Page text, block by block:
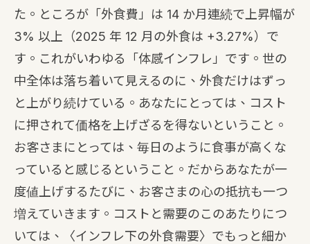
た。ところが「外食費」は 14 か月連続で上昇幅が
3% 以上（2025 年 12 月の外食は +3.27%）で
す。これがいわゆる「体感インフレ」です。世の
中全体は落ち着いて見えるのに、外食だけはずっ
と上がり続けている。あなたにとっては、コスト
に押されて価格を上げざるを得ないということ。
お客さまにとっては、毎日のように食事が高くな
っていると感じるということ。だからあなたが一
度値上げするたびに、お客さまの心の抵抗も一つ
増えていきます。コストと需要のこのあたりにつ
いては、〈インフレ下の外食需要〉でもっと細か